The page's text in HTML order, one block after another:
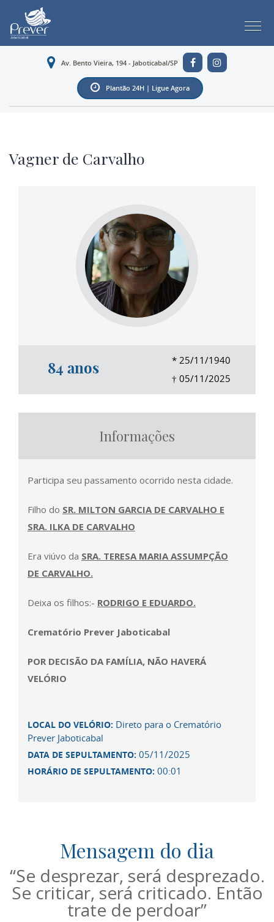
Av. Bento Vieira, 194 - Jaboticabal/SP
Plantão 24H | Ligue Agora
Vagner de Carvalho
84 anos
*25/11/1940
† 05/11/2025
Informações
Participa seu passamento ocorrido nesta cidade.
Filho do SR. MILTON GARCIA DE CARVALHO E
SRA. ILKA DE CARVALHO
Era viúvo da SRA. TERESA MARIA ASSUMPÇÃO
DE CARVALHO.
Deixa os filhos:- RODRIGO E EDUARDO.
Crematório Prever Jaboticabal
POR DECISÃO DA FAMÍLIA, NÃO HAVERÁ
VELÓRIO
LOCAL DO VELÓRIO: Direto para o Crematório
Prever Jaboticabal
DATA DE SEPULTAMENTO: 05/11/2025
HORÁRIO DE SEPULTAMENTO: 00:01
Mensagem do dia
“Se desprezar, será desprezado.
Se criticar, será criticado. Então
trate de perdoar”